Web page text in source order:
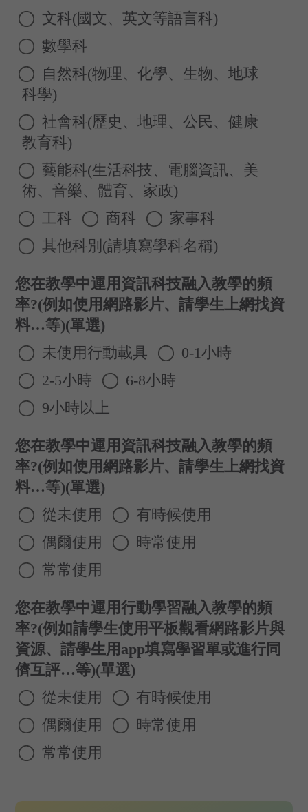
文科(國文、英文等語言科)
數學科
自然科(物理、化學、生物、地球
科學)
社會科(歷史、地理、公民、健康
教育科)
藝能科(生活科技、電腦資訊、美
術、音樂、體育、家政)
工科
商科
家事科
其他科別(請填寫學科名稱)
您在教學中運用資訊科技融入教學的頻
率?(例如使用網路影片、請學生上網找資
料…等)(單選)
未使用行動載具
0-1小時
2-5小時
6-8小時
9小時以上
您在教學中運用資訊科技融入教學的頻
率?(例如使用網路影片、請學生上網找資
料…等)(單選)
從未使用
有時候使用
偶爾使用
時常使用
常常使用
您在教學中運用行動學習融入教學的頻
率?(例如請學生使用平板觀看網路影片與
資源、請學生用app填寫學習單或進行同
儕互評…等)(單選)
從未使用
有時候使用
偶爾使用
時常使用
常常使用